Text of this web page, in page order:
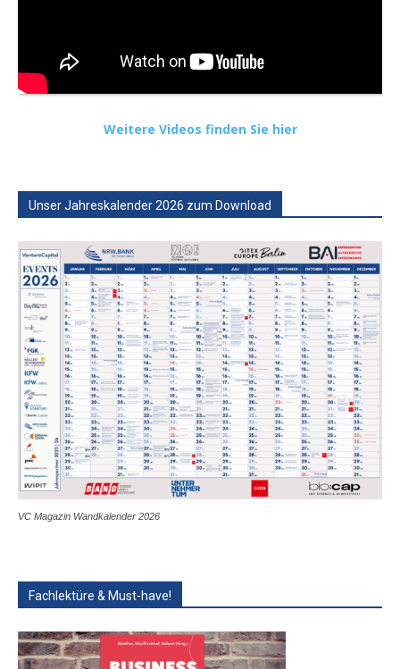
Weitere Videos finden Sie hier
Unser Jahreskalender 2026 zum Download
VC Magazin Wandkalender 2026
Fachlektüre & Must-have!